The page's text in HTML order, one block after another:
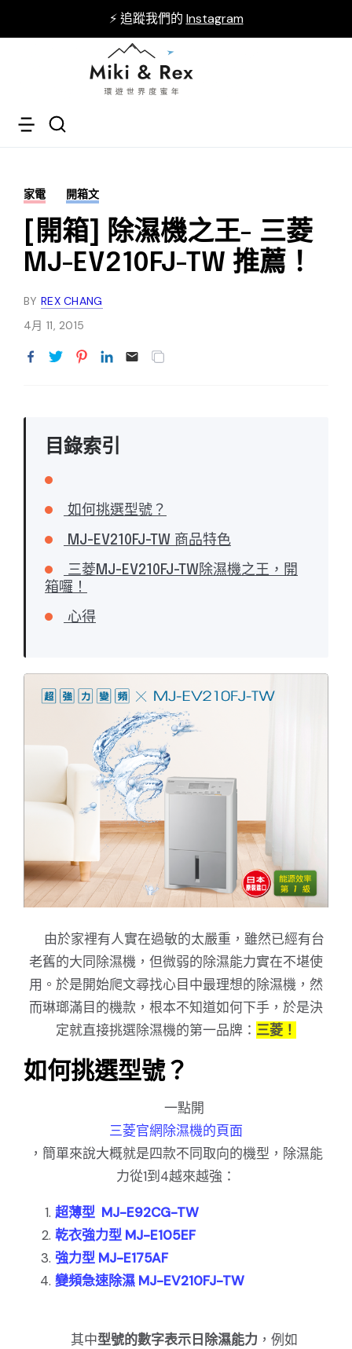
⚡ 追蹤我們的 Instagram
家電 開箱文
[開箱] 除濕機之王- 三菱
MJ-EV210FJ-TW 推薦！
BY REX CHANG
4月 11, 2015
目錄索引
如何挑選型號？
MJ-EV210FJ-TW 商品特色
三菱MJ-EV210FJ-TW除濕機之王，開
箱囉！
心得
由於家裡有人實在過敏的太嚴重，雖然已經有台
老舊的大同除濕機，但微弱的除濕能力實在不堪使
用。於是開始爬文尋找心目中最理想的除濕機，然
而琳瑯滿目的機款，根本不知道如何下手，於是決
定就直接挑選除濕機的第一品牌： 三菱！
如何挑選型號？
一點開
三菱官網除濕機的頁面
，簡單來說大概就是四款不同取向的機型，除濕能
力從1到4越來越強：
超薄型 MJ-E92CG-TW
乾衣強力型 MJ-E105EF
強力型 MJ-E175AF
變頻急速除濕 MJ-EV210FJ-TW
其中型號的數字表示日除濕能力 ，例如